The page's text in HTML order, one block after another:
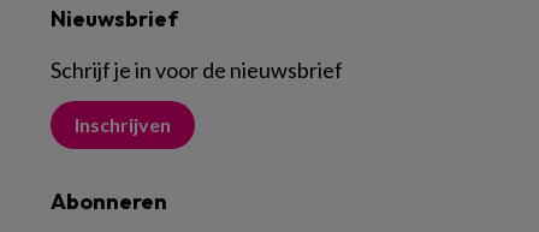
Nieuwsbrief
Schrijf je in voor de nieuwsbrief
Inschrijven
Abonneren